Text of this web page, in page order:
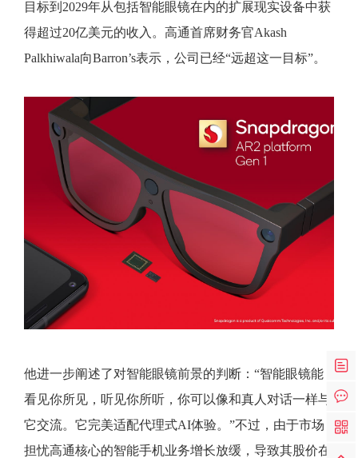
目标到2029年从包括智能眼镜在内的扩展现实设备中获
得超过20亿美元的收入。高通首席财务官Akash
Palkhiwala向Barron’s表示，公司已经“远超这一目标”。
他进一步阐述了对智能眼镜前景的判断：“智能眼镜能
看见你所见，听见你所听，你可以像和真人对话一样与
它交流。它完美适配代理式AI体验。”不过，由于市场
担忧高通核心的智能手机业务增长放缓，导致其股价在